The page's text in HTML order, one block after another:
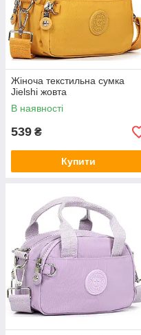
Жіноча текстильна сумка
Jielshi жовта
В наявності
539 ₴
Купити